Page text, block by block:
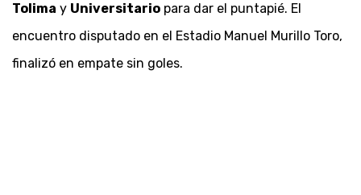
Tolima y Universitario para dar el puntapié. El
encuentro disputado en el Estadio Manuel Murillo Toro,
finalizó en empate sin goles.